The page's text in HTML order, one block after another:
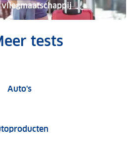
vliegmaatschappij
tests
Auto'sAuto tests